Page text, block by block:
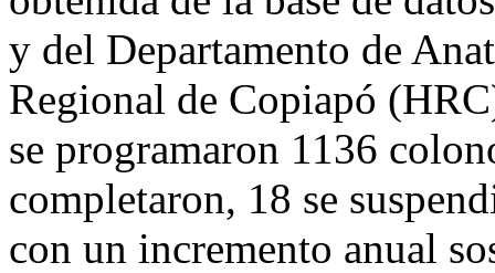
y del Departamento de
Regional de Copiapó
se programaron 1136
completaron, 18 se
con un incremento anual